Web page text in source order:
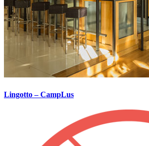
Lingotto – CampLus